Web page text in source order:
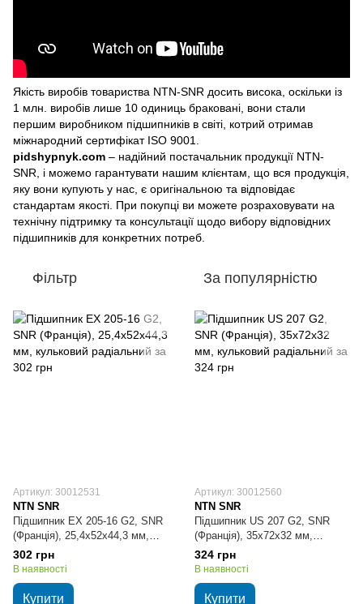
Якість виробів товариства NTN-SNR досить висока, оскільки із
1 млн. виробів лише 10 одиниць браковані, вони стали
першим виробником підшипників в світі, котрий отримав
міжнародний сертифікат ISO 9001.
pidshypnyk.com – надійний постачальник продукції NTN-
SNR, і можемо гарантувати нашим клієнтам, що вся продукція,
яку вони купують у нас, є оригінальною та відповідає
стандартам якості. При покупці ви можете розраховувати на
технічну підтримку та консультації щодо вибору відповідних
підшипників для конкретних потреб.
Фільтр За популярністю
Артикул: 30012531
NTN SNR
Підшипник EX 205-16 G2, SNR
(Франція), 25,4х52х44,3 мм,
кульковий радіальний
302 грн
В наявності
Купити
Артикул: 30012560
NTN SNR
Підшипник US 207 G2, SNR
(Франція), 35х72х32 мм,
кульковий радіальний
324 грн
В наявності
Купити